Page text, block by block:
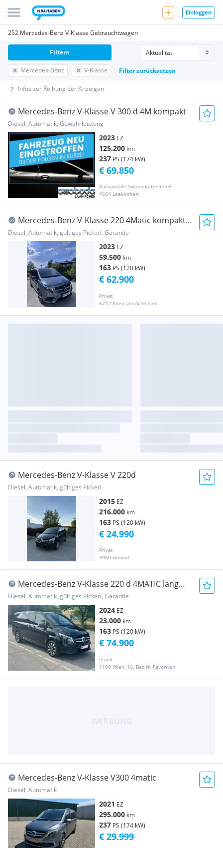
Einloggen
252 Mercedes-Benz V-Klasse Gebrauchtwagen
Mercedes-Benz V-Klasse Filter zurücksetzen
Filtern
Infos zur Reihung der Anzeigen
Mercedes-Benz V-Klasse V 300 d 4M kompakt
Diesel, Automatik, Gewährleistung
2023 EZ
125.200 km
237 PS (174 kW)
Automobile Swoboda GesmbH
4664 Laakirchen
€ 69.850
Mercedes-Benz V-Klasse 220 4Matic kompakt
*MwSt ausweisbar
Diesel, Automatik, gültiges Pickerl, Garantie
2023 EZ
59.500 km
163 PS (120 kW)
Privat
6212 Eben am Achensee
€ 62.900
Mercedes-Benz V-Klasse V 220d
Diesel, Automatik, gültiges Pickerl
2015 EZ
216.000 km
163 PS (120 kW)
Privat
3950 Gmünd
€ 24.990
Mercedes-Benz V-Klasse 220 d 4MATIC lang
Avantgarde
Diesel, Automatik, gültiges Pickerl, Garantie
2024 EZ
23.000 km
163 PS (120 kW)
Privat
1100 Wien, 10. Bezirk, Favoriten
€ 74.900
Mercedes-Benz V-Klasse V300 4matic
Diesel, Automatik
2021 EZ
295.000 km
237 PS (174 kW)
€ 29.999